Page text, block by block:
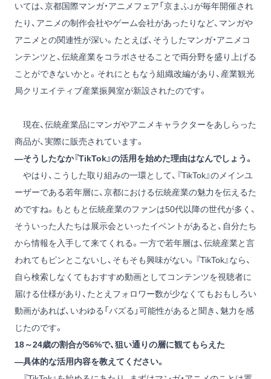
いては、京都国際マンガ・アニメフェア「京まふ」が毎年開催され
たり、アニメの制作会社やゲーム会社があったりなど、マンガや
アニメとの関連性が深い。たとえば、そうしたマンガ・アニメコ
ンテンツと、伝統産業をコラボさせることで両分野を盛り上げる
ことができないかと。それにともなう組織改編があり、産業観光
局クリエイティブ産業振興室が新設されたのです。
現在、伝統産業品にマンガやアニメキャラクターをあしらった
商品が、実際に販売されています。
―そうしたなか『TikTok』の活用を始めた理由はなんでしょう。
やはり、こうした取り組みの一環として、『TikTok』のメインユ
ーザーである若年層に、京都における伝統産業の魅力を伝えるた
めですね。もともと伝統産業のファンは50代以降の世代が多く、
そういった人たちは展示会といったイベントがあると、自分たち
から情報を入手して来てくれる。一方で若年層は、伝統産業と言
われてもピンとこないし、そもそも興味がない。『TikTok』なら、
自ら検索しなくてもおすすめ動画としてコンテンツを視聴者に
届ける仕様があり、たとえフォロワー数が少なくてもおもしろい
動画があれば、いわゆる「バズる」可能性があると聞き、魅力を感
じたのです。
18～24歳の割合が56%で、狙い通りの層に観てもらえた
―具体的な活用内容を教えてください。